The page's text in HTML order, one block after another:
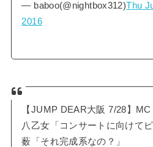
— baboo(@nightbox312)Thu
2016
【JUMP DEAR大阪 7/28】MC
八乙女「コンサートに向けて
薮「それ完成系なの？」